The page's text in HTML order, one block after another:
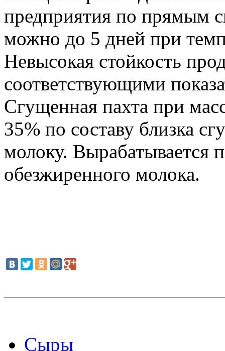
предприятия по прямым
можно до 5 дней при
Невысокая стойкость
соответствующими
Сгущенная пахта при
35% по составу близка
молоку. Вырабатывается
обезжиренного молока.
Сыры